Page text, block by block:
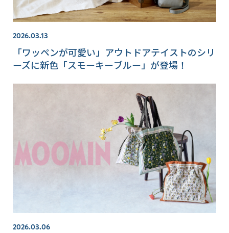
2026.03.13
「ワッペンが可愛い」アウトドアテイストのシリ
ーズに新色「スモーキーブルー」が登場！
2026.03.06